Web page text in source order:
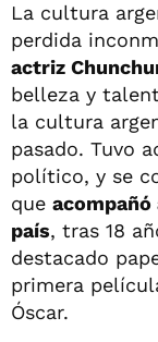
La cultura
perdida
actriz
belleza y
la cultura
pasado. Tuvo
político, y se
que acompañó
país, tras 18
destacado
primera
Óscar.